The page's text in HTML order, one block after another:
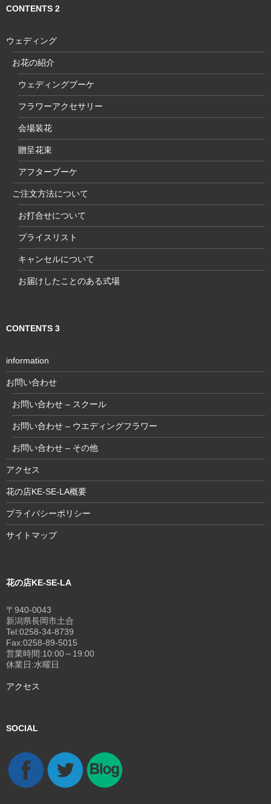
CONTENTS 2
ウェディング
お花の紹介
ウェディングブーケ
フラワーアクセサリー
会場装花
贈呈花束
アフターブーケ
ご注文方法について
お打合せについて
プライスリスト
キャンセルについて
お届けしたことのある式場
CONTENTS 3
information
お問い合わせ
お問い合わせ – スクール
お問い合わせ – ウエディングフラワー
お問い合わせ – その他
アクセス
花の店KE-SE-LA概要
プライバシーポリシー
サイトマップ
花の店KE-SE-LA
〒940-0043
新潟県長岡市土合
Tel:0258-34-8739
Fax:0258-89-5015
営業時間:10:00～19:00
休業日:水曜日
アクセス
SOCIAL